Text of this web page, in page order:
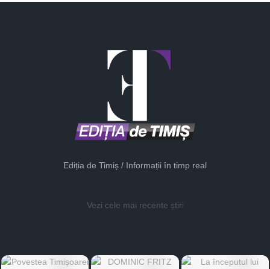
Ediția de Timiș / Informații în timp real
Vezi cele mai recente știri